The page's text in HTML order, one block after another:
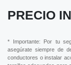
PRECIO
* Importante: Por tu
asegúrate siempre de
conductores o instalar